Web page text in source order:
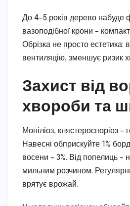
До 4-5 років дерево набуде
вазоподібної крони –
Обрізка не просто естетика:
вентиляцію, зменшує ризик
Захист від
хвороби та
Моніліоз, клястероспоріоз –
Навесні обприскуйте 1%
восени – 3%. Від попелиць –
мильним розчином.
врятує врожай.